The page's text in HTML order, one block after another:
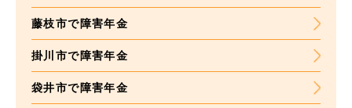
藤枝市で障害年金
掛川市で障害年金
袋井市で障害年金